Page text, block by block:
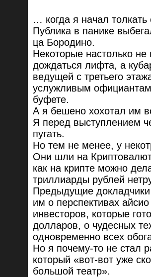
… когда я начал
Публика в панике
ца Бородино.
Некоторые настолько
дождаться лифта, а
ведущей с третьего
услужливым
буфете.
А я бешено хохотал им
Я перед выступлением
пугать.
Но тем не менее, у
Они шли на
как на крипте можно
триллиарды рублей
Предыдущие докладчики
им о перспективах
инвесторов, которые
долларов, о чудесных
одновременно всех
Но я почему-то не стал
который «вот-вот уже
большой театр».